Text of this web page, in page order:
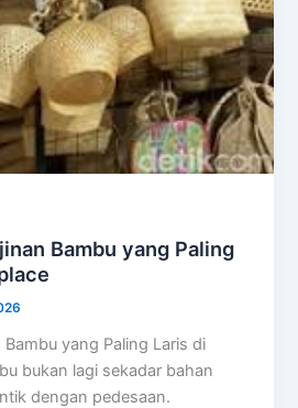
Bambu yang Paling
Bambu yang Paling Laris di
bukan lagi sekadar bahan
dengan pedesaan.